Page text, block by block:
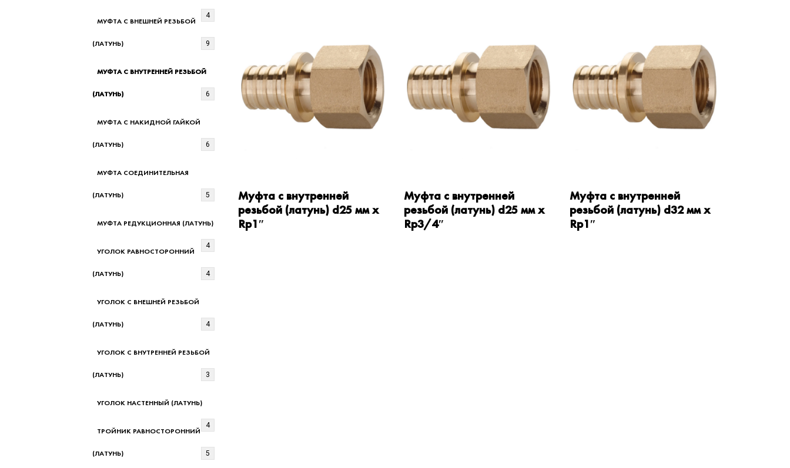
Муфта с внутренней
резьбой (латунь) d25 мм x
Rp1″
Муфта с внутренней
резьбой (латунь) d25 мм x
Rp3/4″
Муфта с внутренней
резьбой (латунь) d32 мм x
Rp1″
4
МУФТА С ВНЕШНЕЙ РЕЗЬБОЙ
(ЛАТУНЬ) 9
МУФТА С ВНУТРЕННЕЙ РЕЗЬБОЙ
(ЛАТУНЬ) 6
МУФТА С НАКИДНОЙ ГАЙКОЙ
(ЛАТУНЬ) 6
МУФТА СОЕДИНИТЕЛЬНАЯ
(ЛАТУНЬ) 5
МУФТА РЕДУКЦИОННАЯ (ЛАТУНЬ)
4
УГОЛОК РАВНОСТОРОННИЙ
(ЛАТУНЬ) 4
УГОЛОК С ВНЕШНЕЙ РЕЗЬБОЙ
(ЛАТУНЬ) 4
УГОЛОК С ВНУТРЕННЕЙ РЕЗЬБОЙ
(ЛАТУНЬ) 3
УГОЛОК НАСТЕННЫЙ (ЛАТУНЬ)
4
ТРОЙНИК РАВНОСТОРОННИЙ
(ЛАТУНЬ) 5